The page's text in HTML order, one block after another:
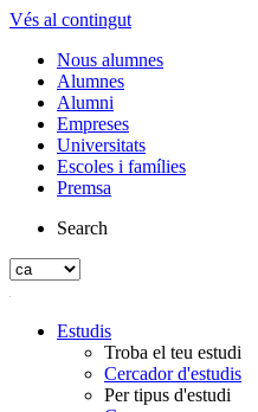
Vés al contingut
Nous alumnes
Alumnes
Alumni
Empreses
Universitats
Escoles i famílies
Premsa
Search
Estudis
Troba el teu estudi
Cercador d'estudis
Per tipus d'estudi